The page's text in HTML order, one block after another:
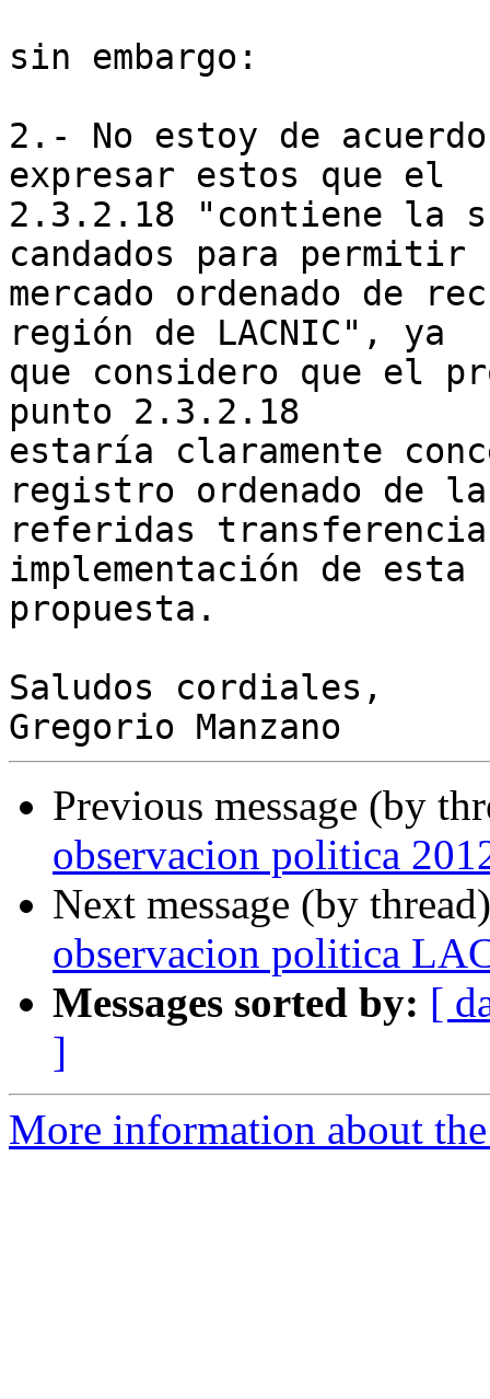
sin embargo:
2.- No estoy de
expresar estos que el
2.3.2.18 "contiene la
candados para
mercado ordenado de
región de LACNIC", ya
que considero que el
punto 2.3.2.18
estaría claramente
registro ordenado de
referidas
implementación de
propuesta.
Saludos cordiales,
Previous message (by
observacion politica
Next message (by
observacion politica
Messages sorted by: [
]
More information about